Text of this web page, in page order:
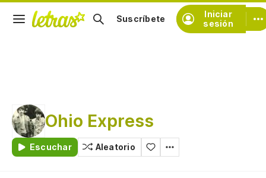
Iniciar
sesión
Suscríbete
Ohio Express
Escuchar Aleatorio